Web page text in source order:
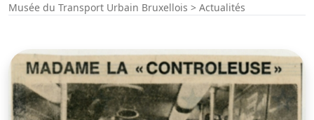
Musée du Transport Urbain Bruxellois > Actualités